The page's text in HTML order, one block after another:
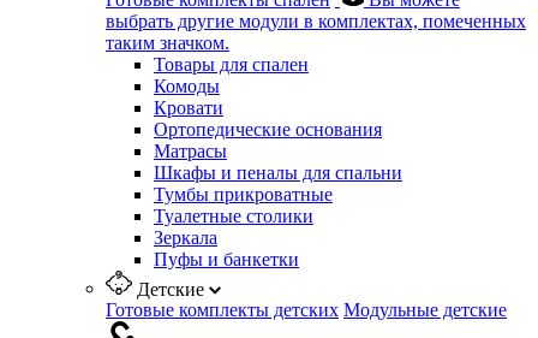
выбрать другие модули в комплектах, помеченных
таким значком.
Товары для спален
Комоды
Кровати
Ортопедические основания
Матрасы
Шкафы и пеналы для спальни
Тумбы прикроватные
Туалетные столики
Зеркала
Пуфы и банкетки
Детские
Готовые комплекты детских Модульные детские